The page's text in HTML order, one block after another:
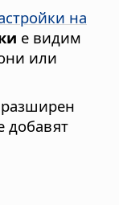
на
е видим
или
добавят